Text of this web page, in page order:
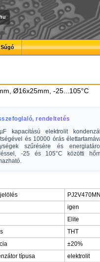
Súgó
Ø16x25mm, -25...105°C
rendeltetés
kapacitású elektrolit
és 10000 órás
szűrésére és
-25 és 105°C közötti
igen
Elite
THT
±20%
típusa
elektrolit